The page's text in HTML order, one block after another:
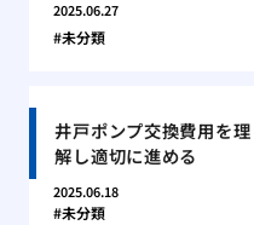
2025.06.27
未分類
井戸ポンプ交換費用を理
解し適切に進める
2025.06.18
未分類